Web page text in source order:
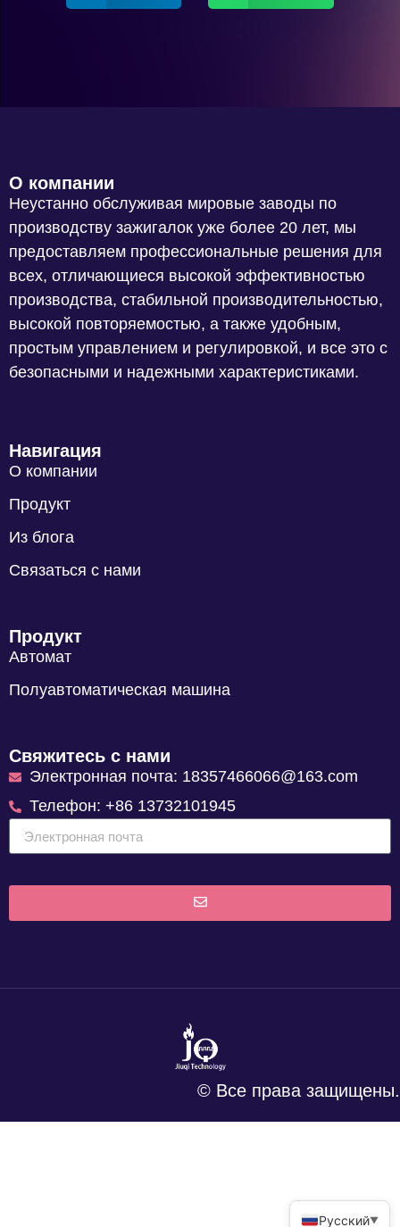
О компании
Неустанно обслуживая мировые заводы по
производству зажигалок уже более 20 лет, мы
предоставляем профессиональные решения для
всех, отличающиеся высокой эффективностью
производства, стабильной производительностью,
высокой повторяемостью, а также удобным,
простым управлением и регулировкой, и все это с
безопасными и надежными характеристиками.
Навигация
О компании
Продукт
Из блога
Связаться с нами
Продукт
Автомат
Полуавтоматическая машина
Свяжитесь с нами
Электронная почта: 18357466066@163.com
Телефон: +86 13732101945
© Все права защищены.
Русский▼